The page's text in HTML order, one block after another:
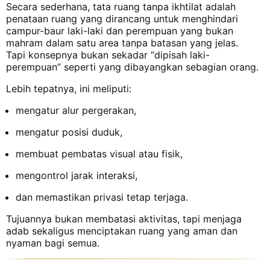
Secara sederhana, tata ruang tanpa ikhtilat adalah
penataan ruang yang dirancang untuk menghindari
campur-baur laki-laki dan perempuan yang bukan
mahram dalam satu area tanpa batasan yang jelas.
Tapi konsepnya bukan sekadar “dipisah laki-
perempuan” seperti yang dibayangkan sebagian orang.
Lebih tepatnya, ini meliputi:
mengatur alur pergerakan,
mengatur posisi duduk,
membuat pembatas visual atau fisik,
mengontrol jarak interaksi,
dan memastikan privasi tetap terjaga.
Tujuannya bukan membatasi aktivitas, tapi menjaga
adab sekaligus menciptakan ruang yang aman dan
nyaman bagi semua.